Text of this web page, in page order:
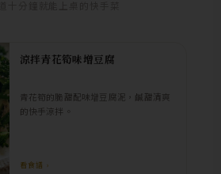
涼拌青花筍味增豆腐
青花筍的脆甜配味增豆腐泥，鹹甜清爽
的快手涼拌。
看食譜 ›